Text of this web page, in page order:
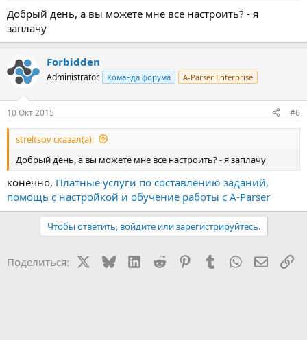
Добрый день, а вы можете мне все настроить? - я
заплачу
Forbidden
Administrator Команда форума A-Parser Enterprise
10 Окт 2015 #6
streltsov сказал(а):
Добрый день, а вы можете мне все настроить? - я заплачу
конечно, Платные услуги по составлению заданий,
помощь с настройкой и обучение работы с A-Parser
Чтобы ответить, войдите или зарегистрируйтесь.
Поделиться: BlueskyLinkedIn
Reddit PinterestTumblr WhatsApp